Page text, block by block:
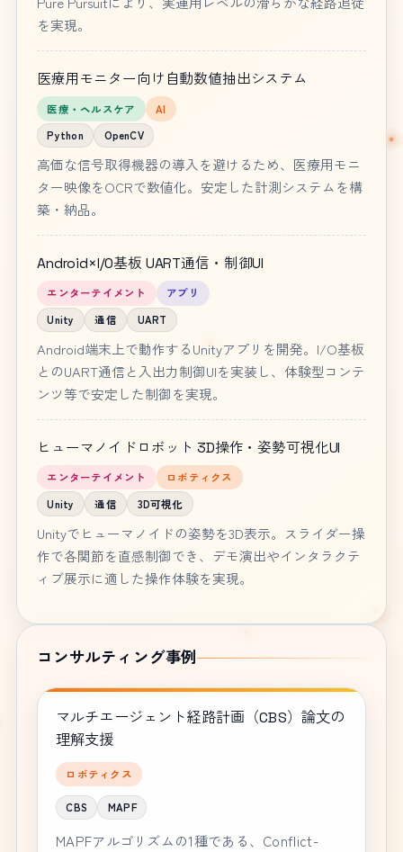
を実現。
医療用モニター向け自動数値抽出システム
医療・ヘルスケア
AI
Python
OpenCV
高価な信号取得機器の導入を避けるため、医療用モニ
ター映像をOCRで数値化。安定した計測システムを構
築・納品。
Android×I/O基板 UART通信・制御UI
エンターテイメント
アプリ
Unity
通信 UART
Android端末上で動作するUnityアプリを開発。I/O基板
とのUART通信と入出力制御UIを実装し、体験型コンテ
ンツ等で安定した制御を実現。
ヒューマノイドロボット 3D操作・姿勢可視化UI
エンターテイメント
ロボティクス
Unity
通信 3D可視化
Unityでヒューマノイドの姿勢を3D表示。スライダー操
作で各関節を直感制御でき、デモ演出やインタラクテ
ィブ展示に適した操作体験を実現。
コンサルティング事例
マルチエージェント経路計画（CBS）論文の
理解支援
ロボティクス
CBS MAPF
MAPFアルゴリズムの1種である、Conflict-